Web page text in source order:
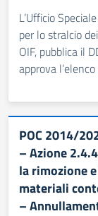
L’Ufficio
per lo stralcio
OIF, pubblica il
approva
POC 2014/
– Azione
la rimozione
materiali
–